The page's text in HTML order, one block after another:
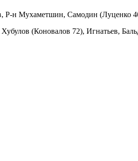
Р-н Мухаметшин, Самодин (Луценко
(Коновалов 72), Игнатьев,